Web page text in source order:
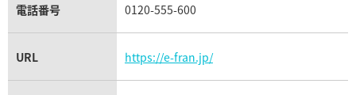
電話番号 0120-555-600
URL https://e-fran.jp/